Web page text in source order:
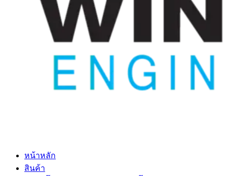
หน้าหลัก
สินค้า